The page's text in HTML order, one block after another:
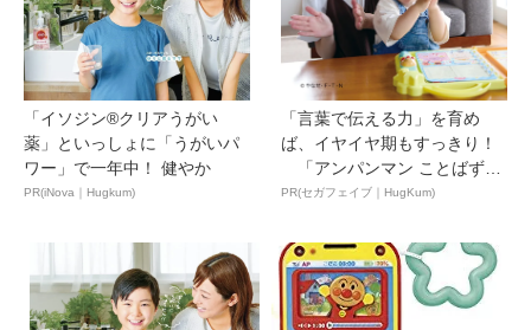
「イソジン®クリアうがい
薬」といっしょに「うがいパ
ワー」で一年中！ 健やか
PR(iNova｜Hugkum)
「言葉で伝える力」を育め
ば、イヤイヤ期もすっきり！
「アンパンマン ことばずか
ん...
PR(セガフェイブ｜HugKum)